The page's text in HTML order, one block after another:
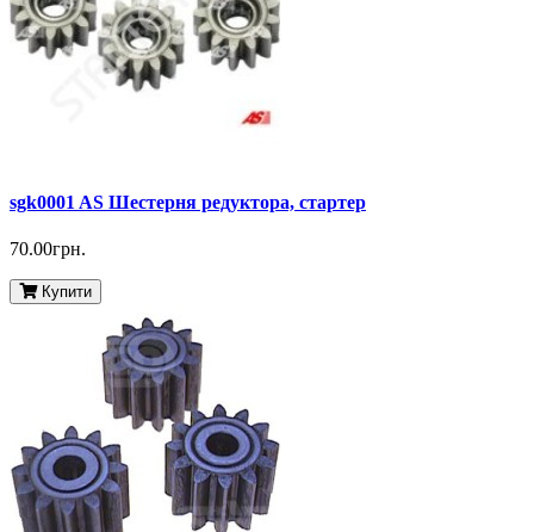
sgk0001 AS Шестерня редуктора, стартер
70.00грн.
Купити